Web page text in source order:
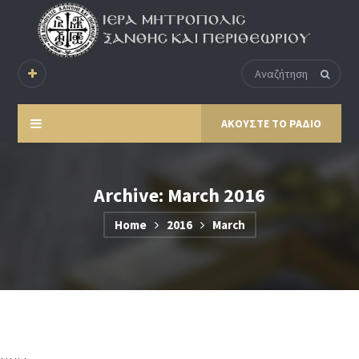
ΑΚΟΥΣΤΕ ΤΟ ΡΑΔΙΟ
Archive: March 2016
Home 2016 March